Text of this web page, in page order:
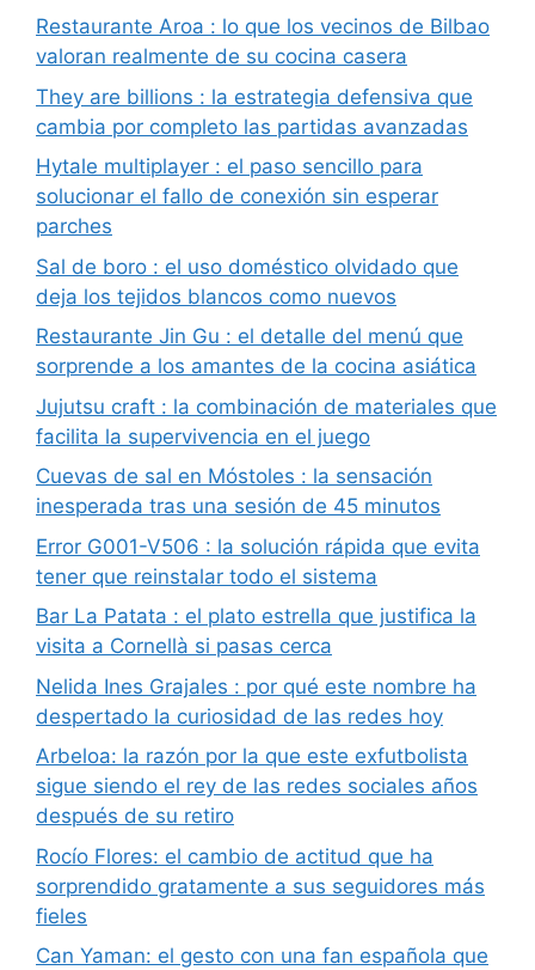
Restaurante Aroa : lo que los vecinos de Bilbao
valoran realmente de su cocina casera
They are billions : la estrategia defensiva que
cambia por completo las partidas avanzadas
Hytale multiplayer : el paso sencillo para
solucionar el fallo de conexión sin esperar
parches
Sal de boro : el uso doméstico olvidado que
deja los tejidos blancos como nuevos
Restaurante Jin Gu : el detalle del menú que
sorprende a los amantes de la cocina asiática
Jujutsu craft : la combinación de materiales que
facilita la supervivencia en el juego
Cuevas de sal en Móstoles : la sensación
inesperada tras una sesión de 45 minutos
Error G001-V506 : la solución rápida que evita
tener que reinstalar todo el sistema
Bar La Patata : el plato estrella que justifica la
visita a Cornellà si pasas cerca
Nelida Ines Grajales : por qué este nombre ha
despertado la curiosidad de las redes hoy
Arbeloa: la razón por la que este exfutbolista
sigue siendo el rey de las redes sociales años
después de su retiro
Rocío Flores: el cambio de actitud que ha
sorprendido gratamente a sus seguidores más
fieles
Can Yaman: el gesto con una fan española que